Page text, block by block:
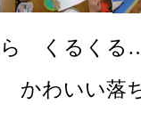
ら くるくる
かわいい落